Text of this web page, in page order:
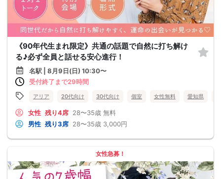
《90年代生まれ限定》共通の話題で自然に打ち解け
る♪必ず全員と話せる安心進行！
名駅 | 8月9日(日) 10:30〜
受付終了まで29時間
アリア 20代向け 30代向け 個室 女性無料 愛知県
女性 残り4席 28〜35歳 無料
男性 残り3席 28〜35歳 3,000円
女性急募！